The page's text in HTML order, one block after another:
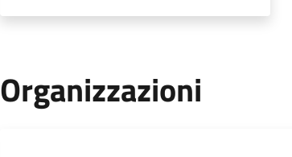
Organizzazioni